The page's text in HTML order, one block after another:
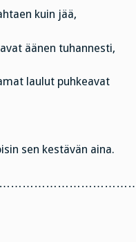
kuin jää,
äänen tuhannesti,
laulut puhkeavat
sen kestävän aina.